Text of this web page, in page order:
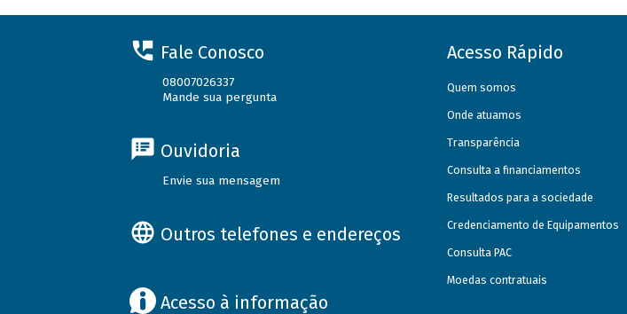
Fale Conosco
08007026337
Mande sua pergunta
Ouvidoria
Envie sua mensagem
Outros telefones e endereços
Acesso à informação
Acesso Rápido
Quem somos
Onde atuamos
Transparência
Consulta a financiamentos
Resultados para a sociedade
Credenciamento de Equipamentos
Consulta PAC
Moedas contratuais